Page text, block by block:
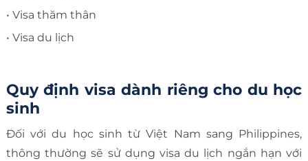
• Visa thăm thân
• Visa du lịch
Quy định visa dành riêng cho du học
sinh
Đối với du học sinh từ Việt Nam sang Philippines,
thông thường sẽ sử dụng visa du lịch ngắn hạn với